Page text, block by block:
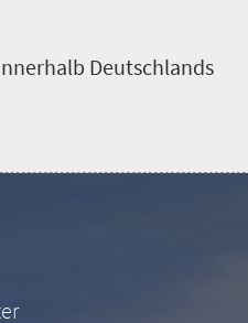
Deutschlands